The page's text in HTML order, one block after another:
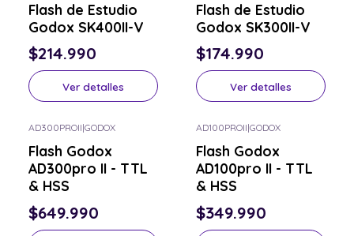
Flash de Estudio
Godox SK400II-V
$214.990
Ver detalles
Flash de Estudio
Godox SK300II-V
$174.990
Ver detalles
AD300PROII|GODOX
Flash Godox
AD300pro II - TTL
& HSS
$649.990
AD100PROII|GODOX
Flash Godox
AD100pro II - TTL
& HSS
$349.990